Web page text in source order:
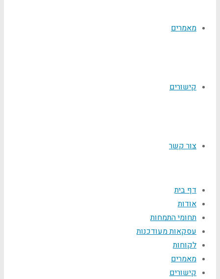
מאמרים
קישורים
צור קשר
דף בית
אודות
תחומי התמחות
עסקאות מעודכנות
לקוחות
מאמרים
קישורים